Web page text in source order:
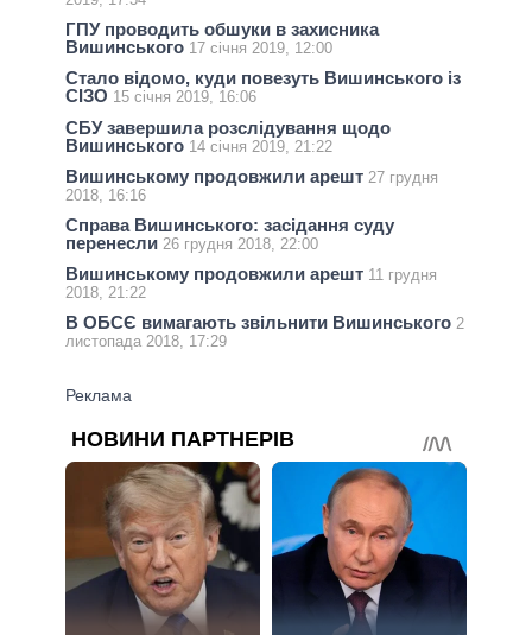
ГПУ проводить обшуки в захисника
Вишинського 17 січня 2019, 12:00
Стало відомо, куди повезуть Вишинського із
СІЗО 15 січня 2019, 16:06
СБУ завершила розслідування щодо
Вишинського 14 січня 2019, 21:22
Вишинському продовжили арешт 27 грудня
2018, 16:16
Справа Вишинського: засідання суду
перенесли 26 грудня 2018, 22:00
Вишинському продовжили арешт 11 грудня
2018, 21:22
В ОБСЄ вимагають звільнити Вишинського 2
листопада 2018, 17:29